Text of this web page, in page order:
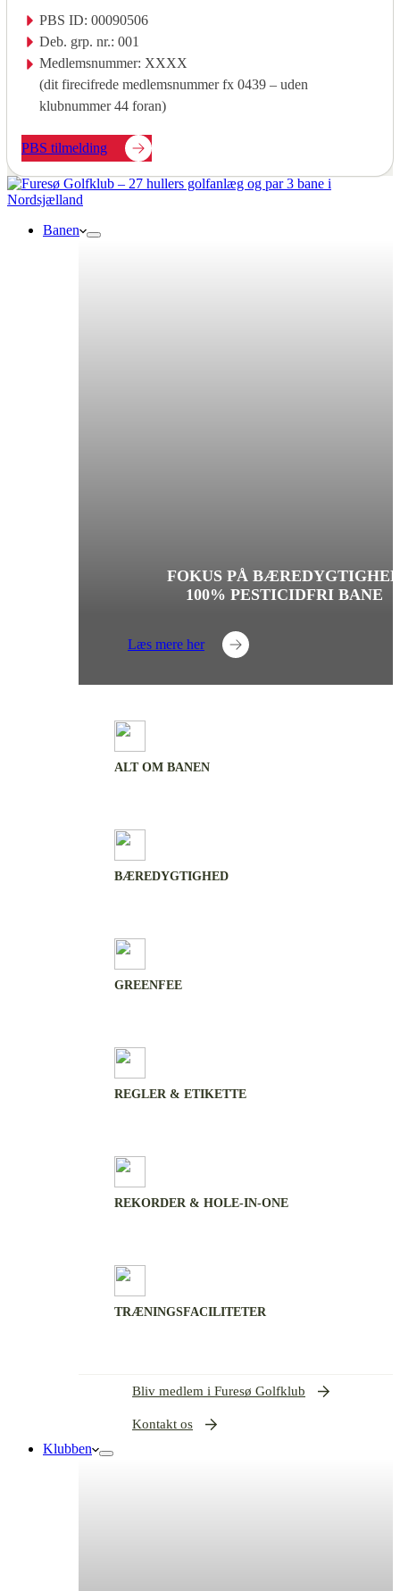
PBS ID: 00090506
Deb. grp. nr.: 001
Medlemsnummer: XXXX
(dit firecifrede medlemsnummer fx 0439 – uden
klubnummer 44 foran)
PBS tilmelding
Banen
FOKUS PÅ
100% PESTICIDFRI BANE
Læs mere her
ALT OM BANEN
BÆREDYGTIGHED
GREENFEE
REGLER & ETIKETTE
REKORDER & HOLE-IN-ONE
TRÆNINGSFACILITETER
Bliv medlem i Furesø Golfklub
Kontakt os
Klubben